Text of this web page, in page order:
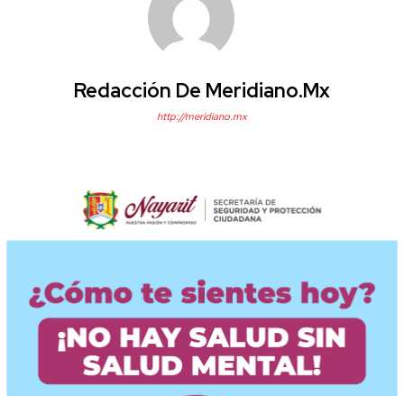
Redacción De Meridiano.mx
http://meridiano.mx